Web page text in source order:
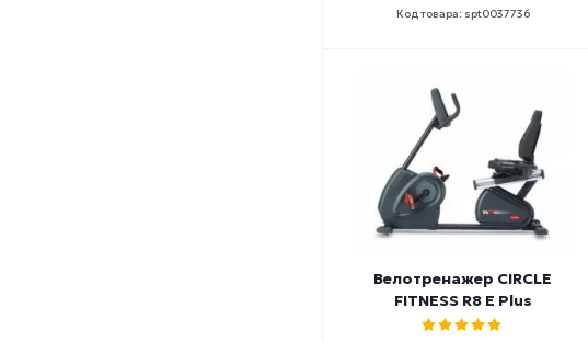
Код товара: spt0037736
Велотренажер CIRCLE
FITNESS R8 E Plus